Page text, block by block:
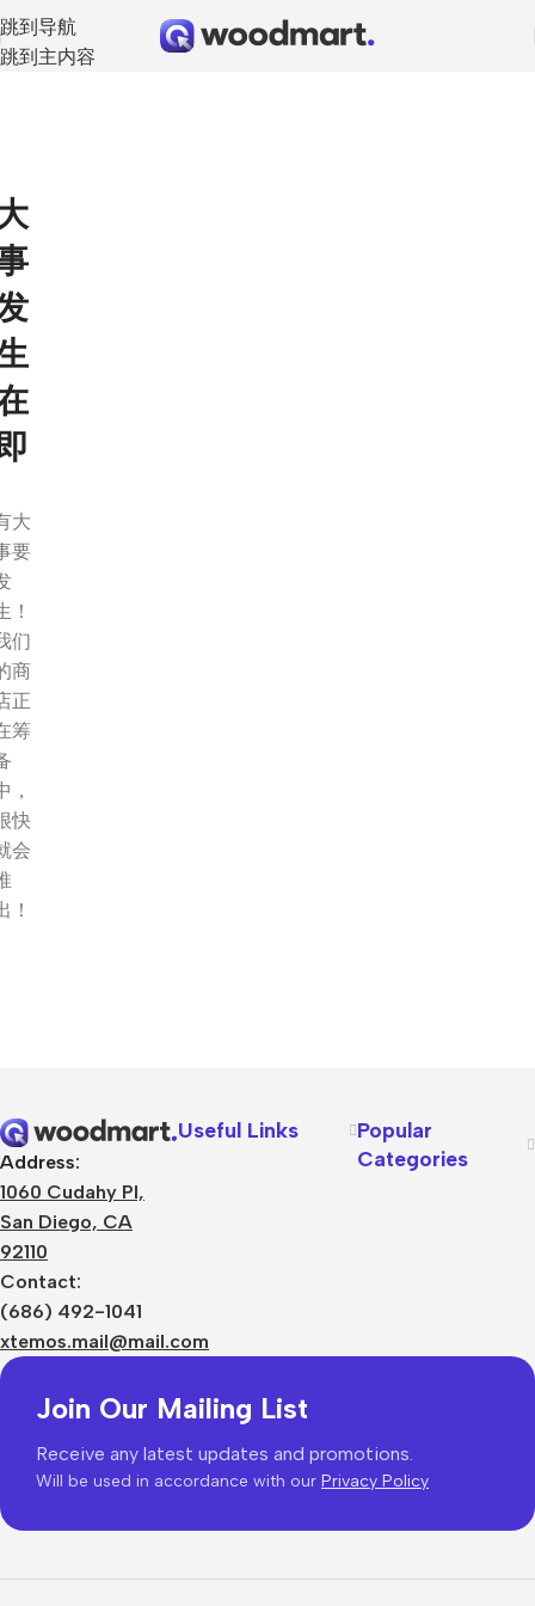
跳到导航
跳到主内容
大
要
！
们
商
正
筹
，
快
会
！
Address:
1060 Cudahy Pl,
San Diego, CA
92110
Contact:
(686) 492-1041
xtemos.mail@mail.com
Useful Links
Popular
Categories
Join Our Mailing List
Receive any latest updates and promotions.
Will be used in accordance with our Privacy Policy